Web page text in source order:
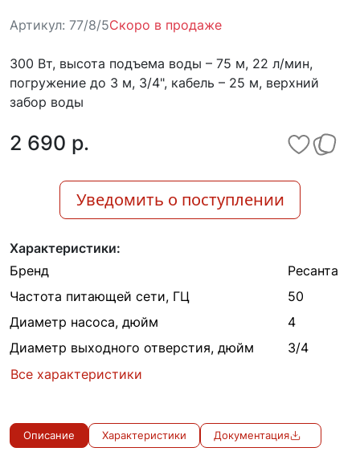
Артикул: 77/8/5Скоро в продаже
300 Вт, высота подъема воды – 75 м, 22 л/мин,
погружение до 3 м, 3/4", кабель – 25 м, верхний
забор воды
2 690 p.
Уведомить о поступлении
Характеристики:
Бренд
Ресанта
Частота питающей сети, ГЦ
50
Диаметр насоса, дюйм
4
Диаметр выходного отверстия, дюйм
3/4
Все характеристики
Описание Характеристики Документация